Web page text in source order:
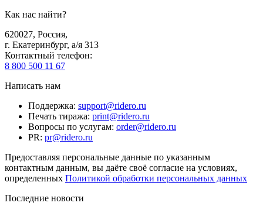
Как нас найти?
620027, Россия,
г. Екатеринбург, а/я 313
Контактный телефон:
8 800 500 11 67
Написать нам
Поддержка: support@ridero.ru
Печать тиража: print@ridero.ru
Вопросы по услугам: order@ridero.ru
PR: pr@ridero.ru
Предоставляя персональные данные по указанным
контактным данным, вы даёте своё согласие на условиях,
определенных Политикой обработки персональных данных
Последние новости